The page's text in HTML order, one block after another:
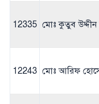
12335 মোঃ কুতুব
12243 মোঃ আরিফ